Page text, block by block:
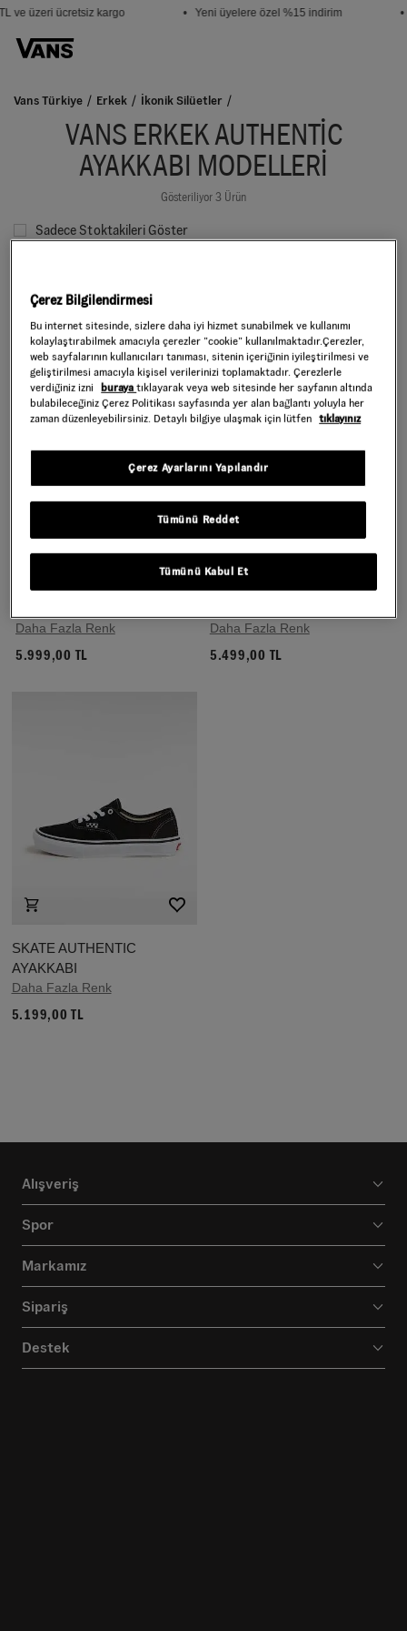
ve üzeri ücretsiz kargo • Yeni üyelere özel %15 indirim
Vans Türkiye Erkek İkonik Silüetler
VANS ERKEK AUTHENTIC
AYAKKABI MODELLERI
Gösteriliyor 3 Ürün
Sadece Stoktakileri Göster
PREMIUM AUTHENTIC
Daha Fazla Renk
5.999,00 TL
PREMIUM AUTHENTIC
Daha Fazla Renk
5.499,00 TL
SKATE AUTHENTIC
AYAKKABI
Daha Fazla Renk
5.199,00 TL
Alışveriş
Spor
Markamız
Sipariş
Destek
Çerez Bilgilendirmesi
Bu internet sitesinde, sizlere daha iyi hizmet sunabilmek ve kullanımı
kolaylaştırabilmek amacıyla çerezler ”cookie” kullanılmaktadır.Çerezler,
web sayfalarının kullanıcıları tanıması, sitenin içeriğinin iyileştirilmesi ve
geliştirilmesi amacıyla kişisel verilerinizi toplamaktadır. Çerezlerle
verdiğiniz izni
burayatıklayarak veya web sitesinde her sayfanın altında
bulabileceğiniz Çerez Politikası sayfasında yer alan bağlantı yoluyla her
zaman düzenleyebilirsiniz. Detaylı bilgiye ulaşmak için lütfen tıklayınız
Tümünü Reddet
Tümünü Kabul Et
Çerez Ayarlarını Yapılandır